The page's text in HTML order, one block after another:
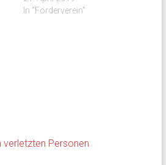
In "Förderverein"
verletzten Personen